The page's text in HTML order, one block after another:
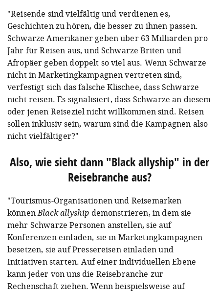
"Reisende sind vielfältig und verdienen es,
Geschichten zu hören, die besser zu ihnen passen.
Schwarze Amerikaner geben über 63 Milliarden pro
Jahr für Reisen aus, und Schwarze Briten und
Afropäer geben doppelt so viel aus. Wenn Schwarze
nicht in Marketingkampagnen vertreten sind,
verfestigt sich das falsche Klischee, dass Schwarze
nicht reisen. Es signalisiert, dass Schwarze an diesem
oder jenen Reiseziel nicht willkommen sind. Reisen
sollen inklusiv sein, warum sind die Kampagnen also
nicht vielfältiger?"
Also, wie sieht dann "Black allyship" in der
Reisebranche aus?
"Tourismus-Organisationen und Reisemarken
könnenBlack allyship demonstrieren, in dem sie
mehr Schwarze Personen anstellen, sie auf
Konferenzen einladen, sie in Marketingkampagnen
besetzen, sie auf Pressereisen einladen und
Initiativen starten. Auf einer individuellen Ebene
kann jeder von uns die Reisebranche zur
Rechenschaft ziehen. Wenn beispielsweise auf